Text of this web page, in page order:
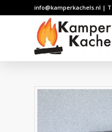
info@kamperkachels.nl | T: